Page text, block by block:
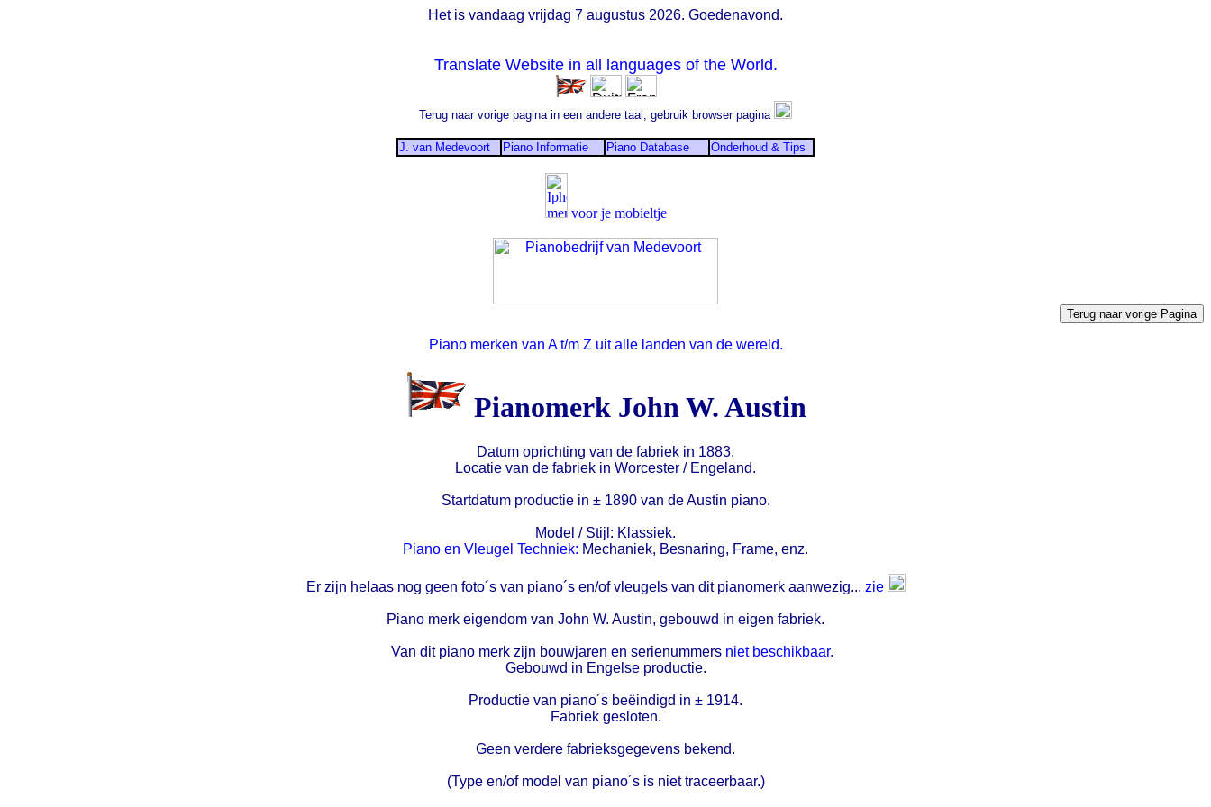
Het is vandaag vrijdag 7 augustus 2026. Goedenavond.
Translate Website in all languages of the World.
Terug naar vorige pagina in een andere taal, gebruik browser pagina
J. van Medevoort Piano Informatie Piano Database Onderhoud & Tips
voor je mobieltje
Piano merken van A t/m Z uit alle landen van de wereld.
Pianomerk John W. Austin
Datum oprichting van de fabriek in 1883.
Locatie van de fabriek in Worcester / Engeland.
Startdatum productie in ± 1890 van de Austin piano.
Model / Stijl: Klassiek.
Piano en Vleugel Techniek: Mechaniek, Besnaring, Frame, enz.
Er zijn helaas nog geen foto´s van piano´s en/of vleugels van dit pianomerk aanwezig... zie
Piano merk eigendom van John W. Austin, gebouwd in eigen fabriek.
Van dit piano merk zijn bouwjaren en serienummers niet beschikbaar.
Gebouwd in Engelse productie.
Productie van piano´s beëindigd in ± 1914.
Fabriek gesloten.
Geen verdere fabrieksgegevens bekend.
(Type en/of model van piano´s is niet traceerbaar.)